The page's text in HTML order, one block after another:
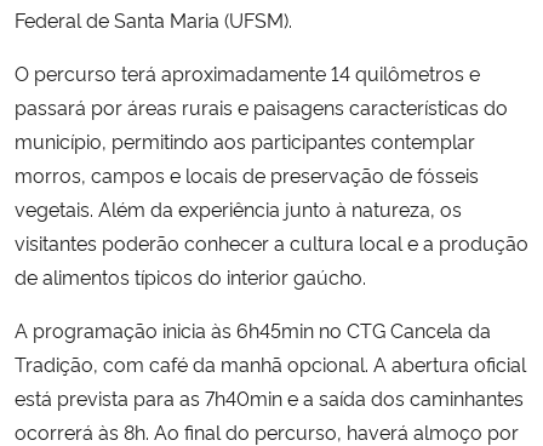
Federal de Santa Maria (UFSM).
O percurso terá aproximadamente 14 quilômetros e
passará por áreas rurais e paisagens características do
município, permitindo aos participantes contemplar
morros, campos e locais de preservação de fósseis
vegetais. Além da experiência junto à natureza, os
visitantes poderão conhecer a cultura local e a produção
de alimentos típicos do interior gaúcho.
A programação inicia às 6h45min no CTG Cancela da
Tradição, com café da manhã opcional. A abertura oficial
está prevista para as 7h40min e a saída dos caminhantes
ocorrerá às 8h. Ao final do percurso, haverá almoço por